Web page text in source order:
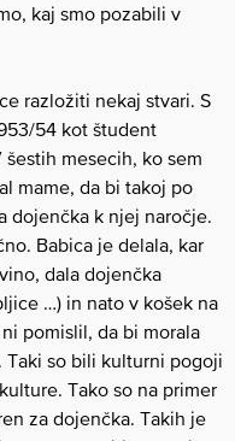
kaj smo pozabili v
razložiti nekaj stvari. S
54 kot študent
mesecih, ko sem
mame, da bi takoj po
dojenčka k njej naročje.
Babica je delala, kar
dala dojenčka
…) in nato v košek na
pomislil, da bi morala
Taki so bili kulturni pogoji
Tako so na primer
za dojenčka. Takih je